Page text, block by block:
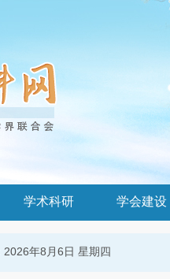
学术科研 学会建设
2026年8月6日 星期四